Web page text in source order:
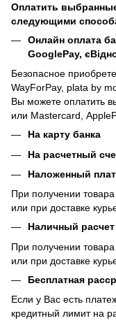
Оплатить
следующими
Онлайн оплата
GooglePay,
Безопасное
WayForPay, plata by
Вы можете оплатить
или Mastercard,
На карту банка
На расчетный
Наложенный
При получении
или при доставке
Наличный расчет
При получении
или при доставке
Бесплатная
Если у Вас есть
кредитный лимит на